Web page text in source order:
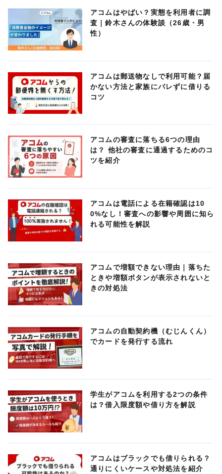
アコムはやばい？実態を利用者に調
査｜鈴木さんの体験談（26歳・男
性）
アコムは郵送物なしで利用可能？届
かない方法と家族にバレずに借りる
コツ
アコムの審査に落ちる6つの理由
は？ 他社の審査に通過するためのコ
ツを紹介
アコムは電話による在籍確認は10
0%なし！審査への影響や周囲に知ら
れる可能性を解説
アコムで増額できない理由｜落ちた
ときや増額ボタンが表示されないと
きの対処法
アコムの自動契約機（むじんくん）
でカードを発行する流れ
学生がアコムを利用する2つの条件
は？借入限度額や借り方を解説
アコムはブラックでも借りられる？
通りにくいケースや対処法を紹介